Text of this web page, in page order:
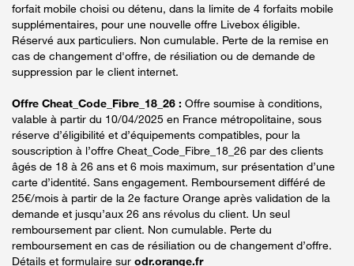
forfait mobile choisi ou détenu, dans la limite de 4 forfaits mobile
supplémentaires, pour une nouvelle offre Livebox éligible.
Réservé aux particuliers. Non cumulable. Perte de la remise en
cas de changement d'offre, de résiliation ou de demande de
suppression par le client internet.
Offre Cheat_Code_Fibre_18_26 : Offre soumise à conditions,
valable à partir du 10/04/2025 en France métropolitaine, sous
réserve d’éligibilité et d’équipements compatibles, pour la
souscription à l’offre Cheat_Code_Fibre_18_26 par des clients
âgés de 18 à 26 ans et 6 mois maximum, sur présentation d’une
carte d’identité. Sans engagement. Remboursement différé de
25€/mois à partir de la 2e facture Orange après validation de la
demande et jusqu’aux 26 ans révolus du client. Un seul
remboursement par client. Non cumulable. Perte du
remboursement en cas de résiliation ou de changement d’offre.
Détails et formulaire sur odr.orange.fr